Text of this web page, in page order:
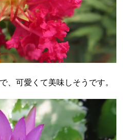
可愛くて美味しそうです。